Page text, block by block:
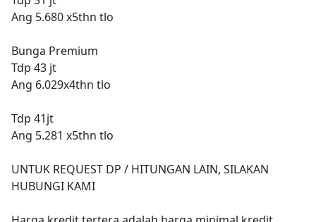
Ang 5.680 x5thn tlo
Bunga Premium
Tdp 43 jt
Ang 6.029x4thn tlo
Tdp 41jt
Ang 5.281 x5thn tlo
UNTUK REQUEST DP / HITUNGAN LAIN, SILAKAN
HUBUNGI KAMI